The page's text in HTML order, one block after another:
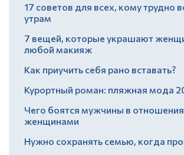
17 советов для всех, кому трудно
утрам
7 вещей, которые украшают
любой макияж
Как приучить себя рано вставать?
Курортный роман: пляжная мода
Чего боятся мужчины в
женщинами
Нужно сохранять семью, когда